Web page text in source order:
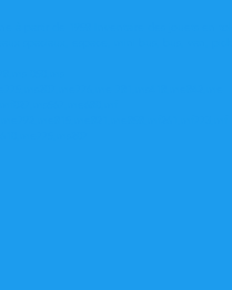
à partir de 1958 Inventaire des jouets en tole
spaciaux, espace, mini bus, bus, van, pick
050,ms
781,ms418,me842,me